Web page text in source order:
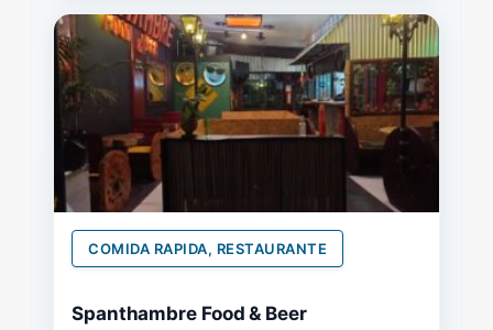
COMIDA RAPIDA, RESTAURANTE
Spanthambre Food & Beer